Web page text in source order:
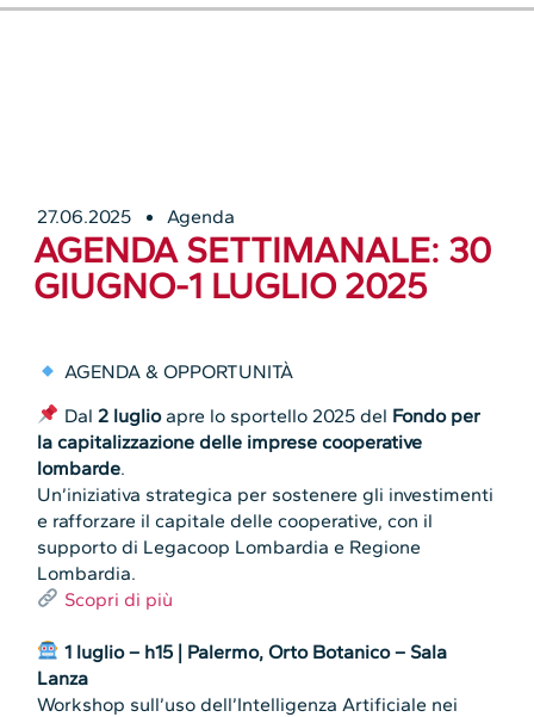
27.06.2025 Agenda
AGENDA SETTIMANALE: 30
GIUGNO-1 LUGLIO 2025
AGENDA & OPPORTUNITÀ
Dal 2 luglioapre lo sportello 2025 del Fondo per
la capitalizzazione delle imprese cooperative
lombarde.
Un’iniziativa strategica per sostenere gli investimenti
e rafforzare il capitale delle cooperative, con il
supporto di Legacoop Lombardia e Regione
Lombardia.
Scopri di più
1 luglio – h15 | Palermo, Orto Botanico – Sala
Lanza
Workshop sull’uso dell’Intelligenza Artificiale nei